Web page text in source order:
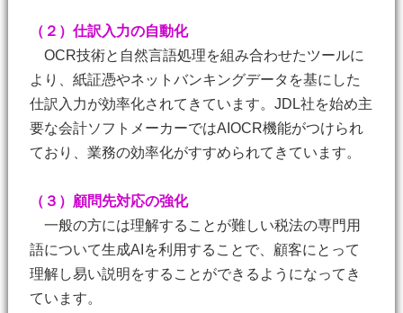
（２）仕訳入力の自動化
OCR技術と自然言語処理を組み合わせたツールに
より、紙証憑やネットバンキングデータを基にした
仕訳入力が効率化されてきています。JDL社を始め主
要な会計ソフトメーカーではAIOCR機能がつけられ
ており、業務の効率化がすすめられてきています。
（３）顧問先対応の強化
一般の方には理解することが難しい税法の専門用
語について生成AIを利用することで、顧客にとって
理解し易い説明をすることができるようになってき
ています。